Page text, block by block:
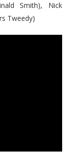
Smith), Nick
Tweedy)